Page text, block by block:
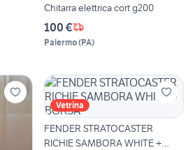
Chitarra elettrica cort g200
100 €
Palermo(PA)
Vetrina
FENDER STRATOCASTER
RICHIE SAMBORA WHITE +